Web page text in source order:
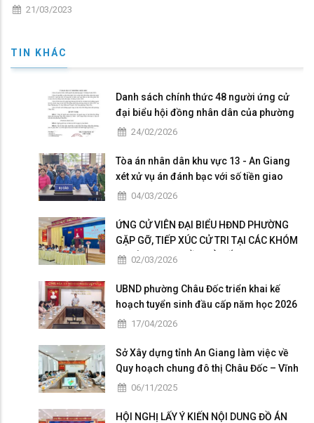
21/03/2023
TIN KHÁC
Danh sách chính thức 48 người ứng cử
đại biểu hội đồng nhân dân của phường
Châu Đốc nhiệm kỳ 2026 - 2031
24/02/2026
Tòa án nhân dân khu vực 13 - An Giang
xét xử vụ án đánh bạc với số tiền giao
dịch hơn 4,9 tỷ đồng
04/03/2026
ỨNG CỬ VIÊN ĐẠI BIỂU HĐND PHƯỜNG
GẶP GỠ, TIẾP XÚC CỬ TRI TẠI CÁC KHÓM
THUỘC ĐƠN VỊ BẦU CỬ SỐ 5
02/03/2026
UBND phường Châu Đốc triển khai kế
hoạch tuyển sinh đầu cấp năm học 2026
– 202717/04/2026
Sở Xây dựng tỉnh An Giang làm việc về
Quy hoạch chung đô thị Châu Đốc – Vĩnh
Tế giai đoạn 2025 – 2026
06/11/2025
HỘI NGHỊ LẤY Ý KIẾN NỘI DUNG ĐỒ ÁN